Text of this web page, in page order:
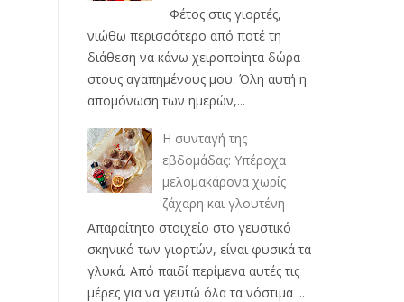
Φέτος στις γιορτές,
νιώθω περισσότερο από ποτέ τη
διάθεση να κάνω χειροποίητα δώρα
στους αγαπημένους μου. Όλη αυτή η
απομόνωση των ημερών,...
Η συνταγή της
εβδομάδας: Υπέροχα
μελομακάρονα χωρίς
ζάχαρη και γλουτένη
Απαραίτητο στοιχείο στο γευστικό
σκηνικό των γιορτών, είναι φυσικά τα
γλυκά. Από παιδί περίμενα αυτές τις
μέρες για να γευτώ όλα τα νόστιμα ...